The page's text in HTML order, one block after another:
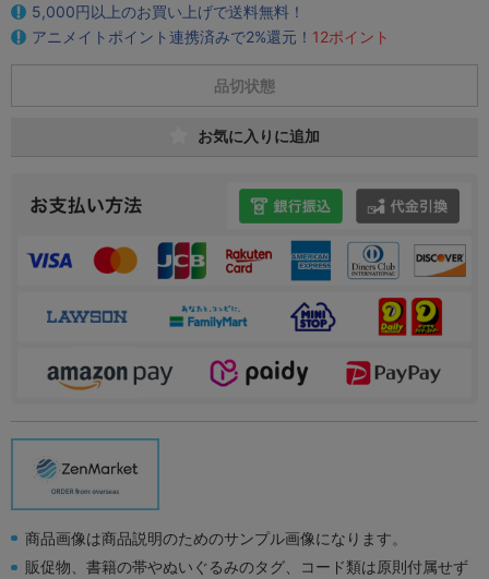
5,000円以上のお買い上げで送料無料！
アニメイトポイント連携済みで2%還元！ 12ポイント
品切状態
お気に入りに追加
商品画像は商品説明のためのサンプル画像になります。
販促物、書籍の帯やぬいぐるみのタグ、コード類は原則付属せず